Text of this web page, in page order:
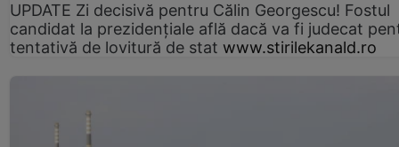
UPDATE Zi decisivă pentru Călin Georgescu! Fostul
candidat la prezidențiale află dacă va fi judecat
tentativă de lovitură de stat www.stirilekanald.ro